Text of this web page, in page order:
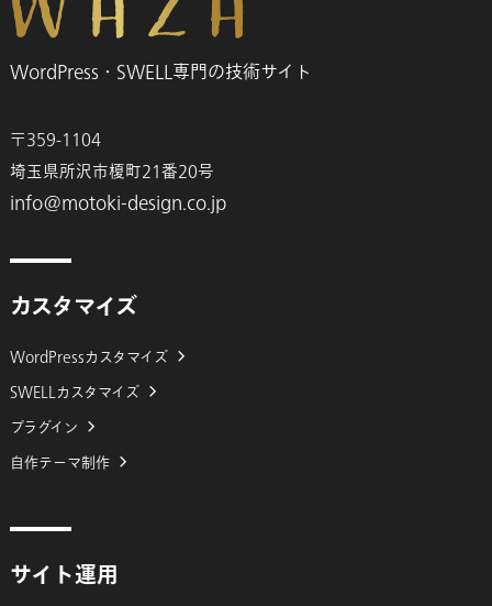
WordPress・SWELL専門の技術サイト
〒359-1104
埼玉県所沢市榎町21番20号
info@motoki-design.co.jp
カスタマイズ
WordPressカスタマイズ
SWELLカスタマイズ
プラグイン
自作テーマ制作
サイト運用